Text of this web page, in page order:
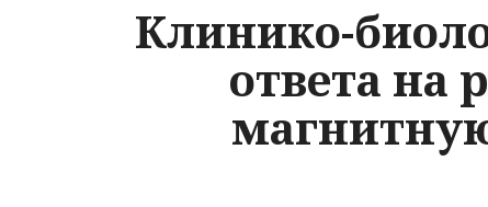
Клинико-
ответа на